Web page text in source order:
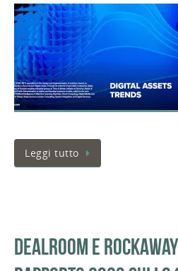
Leggi tutto
Dealroom e